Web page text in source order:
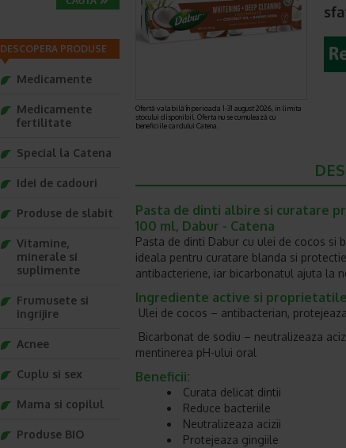
Ofertă valabilă în perioada 1-31 august 2026, in limita
stocului disponibil. Oferta nu se cumulează cu
beneficiile cardului Catena.
Pasta de dinti albire si curatare
100 ml, Dabur - Catena
Pasta de dinti Dabur cu ulei de cocos si
ideala pentru curatare blanda si
antibacteriene, iar bicarbonatul ajuta la
Ingrediente active si
Ulei de cocos – antibacterian,
Bicarbonat de sodiu – neutralizeaza
mentinerea pH-ului oral
Beneficii:
Curata delicat dintii
Reduce bacteriile
Neutralizeaza acizii
Protejeaza gingiile
DESCOPERA PRODUSE
Medicamente
Medicamente
fertilitate
Special la Catena
Idei de cadouri
Produse de slabit
Vitamine,
minerale si
suplimente
Frumusete si
ingrijire
Acnee
Cuplu si sex
Mama si copilul
Produse BIO